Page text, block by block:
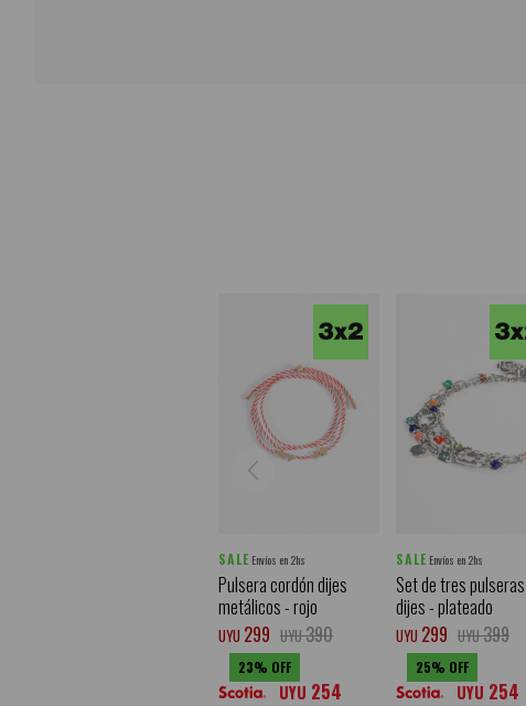
SALE Envíos en 2hs
Pulsera cordón dijes
metálicos - rojo
UYU 299 UYU390
23
UYU 254
SALE Envíos en 2hs
Set de tres pulseras
dijes - plateado
UYU 299 UYU399
25
UYU 254